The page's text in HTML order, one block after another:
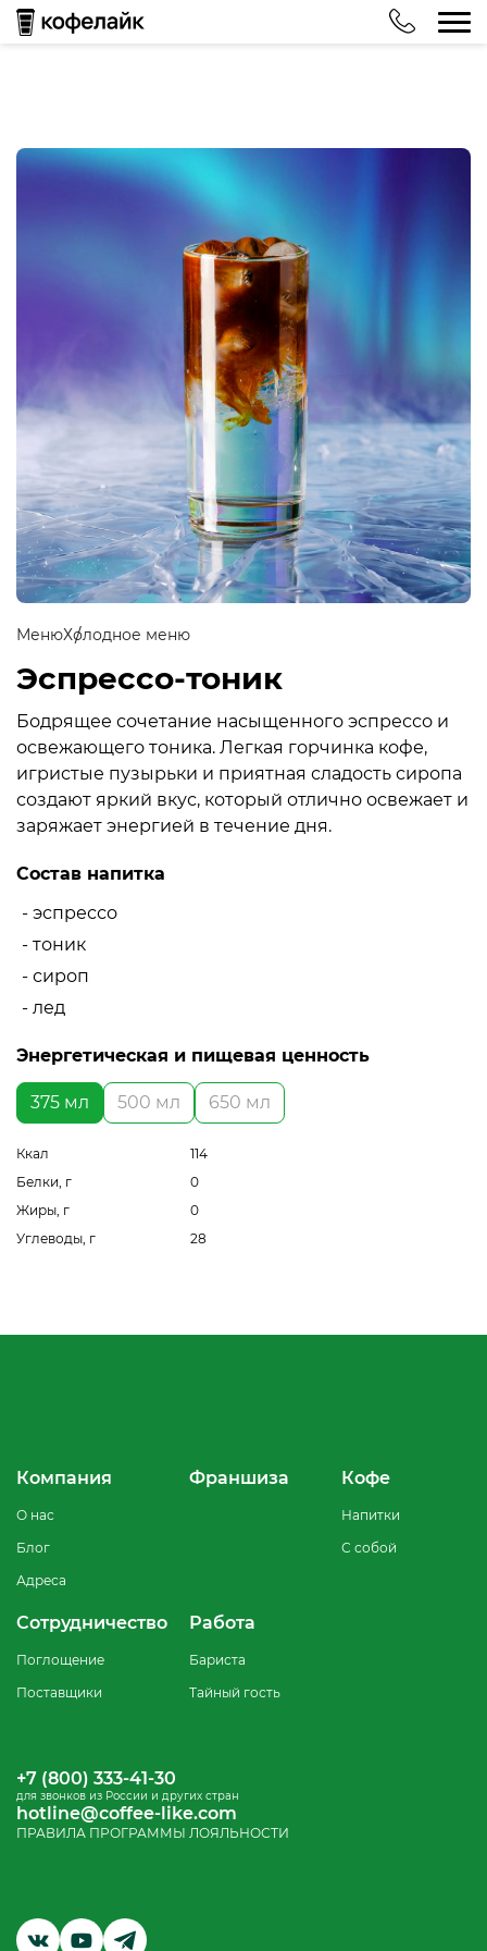
МенюХолодное меню
Эспрессо-тоник
Бодрящее сочетание насыщенного эспрессо и
освежающего тоника. Легкая горчинка кофе,
игристые пузырьки и приятная сладость сиропа
создают яркий вкус, который отлично освежает и
заряжает энергией в течение дня.
Состав напитка
- эспрессо
- тоник
- сироп
- лед
Энергетическая и пищевая ценность
375 мл 500 мл 650 мл
Ккал
114
Белки, г
0
Жиры, г
0
Углеводы, г
28
Компания
О нас
Блог
Адреса
Кофе
Напитки
С собой
Франшиза
Сотрудничество
Поглощение
Поставщики
Работа
Бариста
Тайный гость
+7 (800) 333-41-30
для звонков из России и других стран
hotline@coffee-like.com
ПРАВИЛА ПРОГРАММЫ ЛОЯЛЬНОСТИ